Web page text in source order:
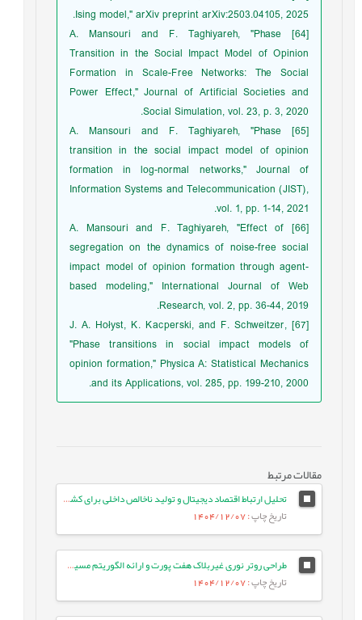
Ising model," arXiv preprint arXiv:2503.04105, 2025.
[64] A. Mansouri and F. Taghiyareh, "Phase
Transition in the Social Impact Model of Opinion
Formation in Scale-Free Networks: The Social
Power Effect," Journal of Artificial Societies and
Social Simulation, vol. 23, p. 3, 2020.
[65] A. Mansouri and F. Taghiyareh, "Phase
transition in the social impact model of opinion
formation in log-normal networks," Journal of
Information Systems and Telecommunication (JIST),
vol. 1, pp. 1-14, 2021.
[66] A. Mansouri and F. Taghiyareh, "Effect of
segregation on the dynamics of noise-free social
impact model of opinion formation through agent-
based modeling," International Journal of Web
Research, vol. 2, pp. 36-44, 2019.
[67] J. A. Hołyst, K. Kacperski, and F. Schweitzer,
"Phase transitions in social impact models of
opinion formation," Physica A: Statistical Mechanics
and its Applications, vol. 285, pp. 199-210, 2000.
مقالات مرتبط
تحلیل ارتباط اقتصاد دیجیتال و تولید ناخالص داخلی برای کشورهای ایران و مالزی با استفاده از شبکه های عصبی کوتاه‌نگر بلندحافظه
تاریخ چاپ: 1404/12/07
طراحی روتر نوری غیربلاک هفت پورت و ارائه الگوریتم مسیریابی موثر در شبکه بر تراشه نوری سه بعدی
تاریخ چاپ: 1404/12/07